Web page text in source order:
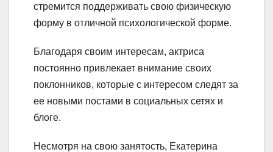
стремится поддерживать свою физическую
форму в отличной психологической форме.
Благодаря своим интересам, актриса
постоянно привлекает внимание своих
поклонников, которые с интересом следят за
ее новыми постами в социальных сетях и
блоге.
Несмотря на свою занятость, Екатерина